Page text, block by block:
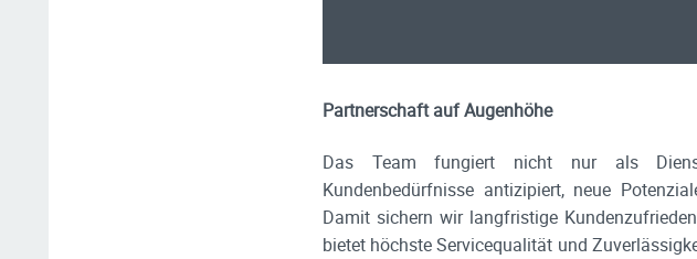
Partnerschaft auf Augenhöhe
Das Team fungiert nicht nur als
Kundenbedürfnisse antizipiert, neue
Damit sichern wir langfristige
bietet höchste Servicequalität und